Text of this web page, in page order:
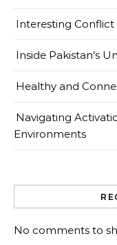
Interesting
Inside Pakistan’s
Healthy and
Navigating
Environments
No comments to